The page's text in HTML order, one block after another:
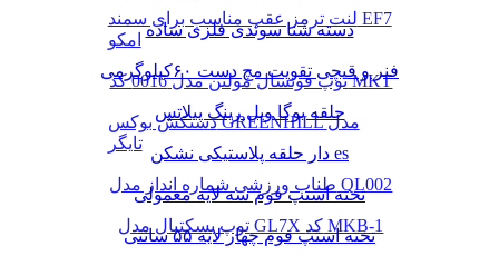
لنت ترمز عقب مناسب برای سمند EF7
امکو
توپ فوتسال مولتن مدل 0016 کد MKT
دستکش بوکس GREENHILL مدل
تایگر
طناب ورزشی شماره انداز مدل QL002
توپ بسکتبال مدل GL7X کد MKB-1
دسته شنا سوئدی فلزی ساده
فنر و قیچی تقویت مچ دست ۶۰کیلوگرمی
حلقه یوگا ویل رینگ پیلاتس
دار حلقه پلاستیکی نشکن es
تخته استپ فوم سه لایه معمولی
تخته استپ فوم چهار لایه ۵۵ سانتی